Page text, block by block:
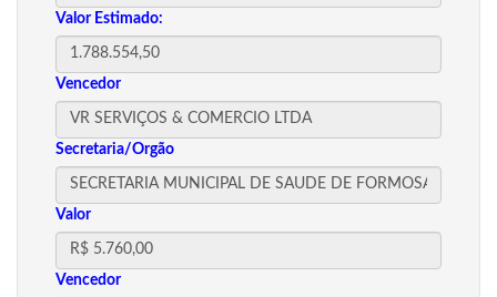
Valor Estimado:
Vencedor
Secretaria/Orgão
Valor
Vencedor